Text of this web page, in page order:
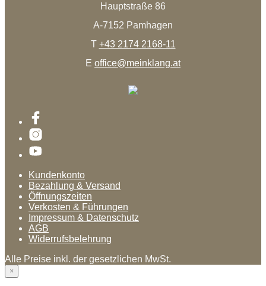
Hauptstraße 86
A-7152 Pamhagen
T +43 2174 2168-11
E office@meinklang.at
Kundenkonto
Bezahlung & Versand
Öffnungszeiten
Verkosten & Führungen
Impressum & Datenschutz
AGB
Widerrufsbelehrung
Alle Preise inkl. der gesetzlichen MwSt.
×